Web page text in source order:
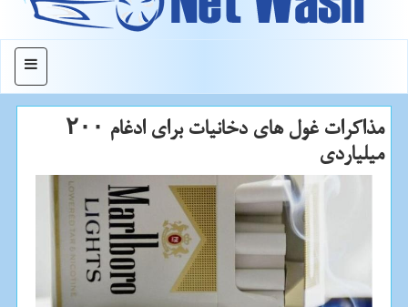
منو
مذاكرات غول های دخانیات برای ادغام ۲۰۰
میلیاردی